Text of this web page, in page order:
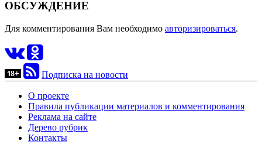
ОБСУЖДЕНИЕ
Для комментирования Вам необходимо авторизироваться.
Подписка на новости
О проекте
Правила публикации материалов и комментирования
Реклама на сайте
Дерево рубрик
Контакты